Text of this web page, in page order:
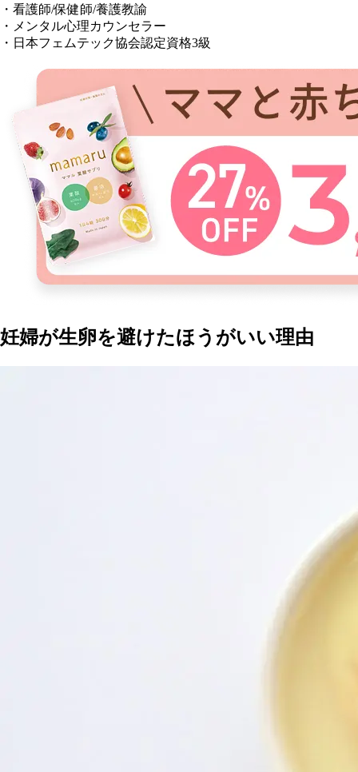
・看護師/保健師/養護教諭
・メンタル心理カウンセラー
・日本フェムテック協会認定資格3級
妊婦が生卵を避けたほうがいい理由